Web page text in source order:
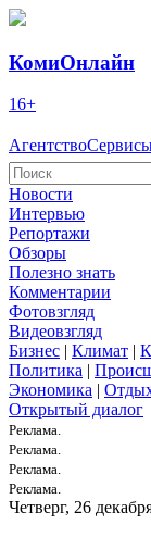
КомиОнлайн
16+
Агентство
Новости
Интервью
Репортажи
Обзоры
Полезно знать
Комментарии
Фотовзгляд
Видеовзгляд
Бизнес | Климат |
Политика |
Экономика |
Открытый диалог
Реклама.
Реклама.
Реклама.
Реклама.
Четверг, 26